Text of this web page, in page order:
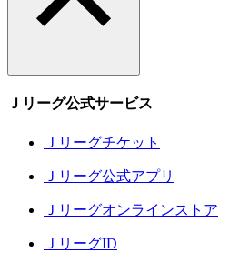
Ｊリーグ公式サービス
Ｊリーグチケット
Ｊリーグ公式アプリ
Ｊリーグオンラインストア
ＪリーグID